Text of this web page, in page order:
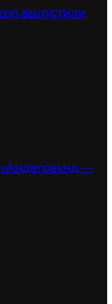
выпустили
—